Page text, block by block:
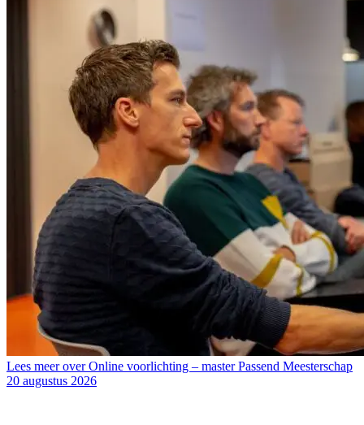
Lees meer over Online voorlichting – master Passend Meesterschap
20 augustus 2026